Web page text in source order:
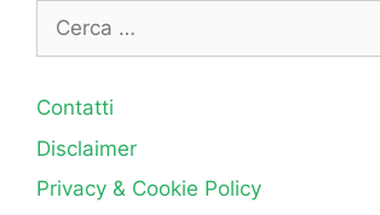
Ricerca
Contatti
Disclaimer
Privacy & Cookie Policy